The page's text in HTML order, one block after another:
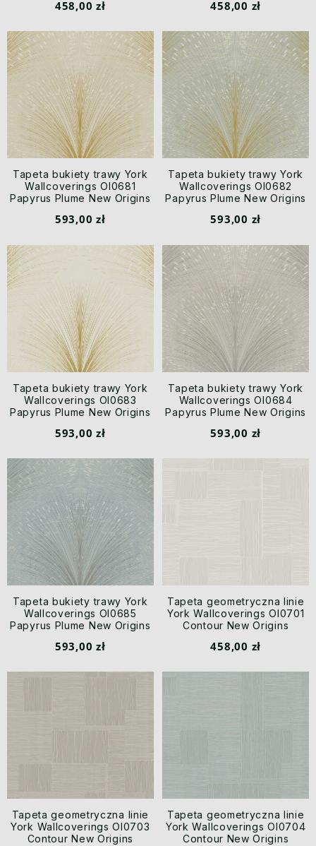
458,00 zł 458,00 zł
Tapeta bukiety trawy York
Wallcoverings OI0681
Papyrus Plume New Origins
593,00 zł
Tapeta bukiety trawy York
Wallcoverings OI0682
Papyrus Plume New Origins
593,00 zł
Tapeta bukiety trawy York
Wallcoverings OI0683
Papyrus Plume New Origins
593,00 zł
Tapeta bukiety trawy York
Wallcoverings OI0684
Papyrus Plume New Origins
593,00 zł
Tapeta bukiety trawy York
Wallcoverings OI0685
Papyrus Plume New Origins
593,00 zł
Tapeta geometryczna linie
York Wallcoverings OI0701
Contour New Origins
458,00 zł
Tapeta geometryczna linie
York Wallcoverings OI0703
Contour New Origins
Tapeta geometryczna linie
York Wallcoverings OI0704
Contour New Origins